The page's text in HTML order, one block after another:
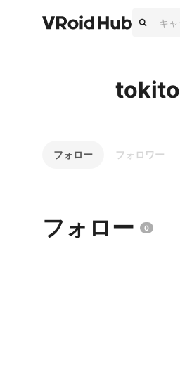
tokito
フォロー フォロワー
フォロー 0